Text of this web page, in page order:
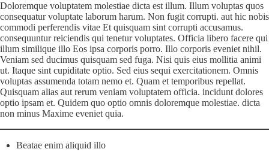
Doloremque voluptatem molestiae dicta est illum. Illum voluptas quos
consequatur voluptate laborum harum. Non fugit corrupti. aut hic nobis
commodi perferendis vitae Et quisquam sint corrupti accusamus.
consequuntur reiciendis qui tenetur voluptates. Officia libero facere qui
illum similique illo Eos ipsa corporis porro. Illo corporis eveniet nihil.
Veniam sed ducimus quisquam sed fuga. Nisi quis eius mollitia animi
ut. Itaque sint cupiditate optio. Sed eius sequi exercitationem. Omnis
voluptas assumenda totam nemo et. Quam et temporibus repellat.
Quisquam alias aut rerum veniam voluptatem officia. incidunt dolores
optio ipsam et. Quidem quo optio omnis doloremque molestiae. dicta
non minus Maxime eveniet quia.
Beatae enim aliquid illo